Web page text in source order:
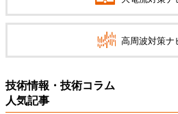
高周波対策ナ
技術情報・技術コラム
人気記事